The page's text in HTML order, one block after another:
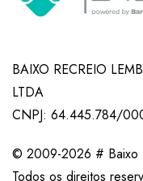
BAIXO RECREIO
LTDA
CNPJ: 64.445.784/
© 2009-2026 # Baixo
Todos os direitos